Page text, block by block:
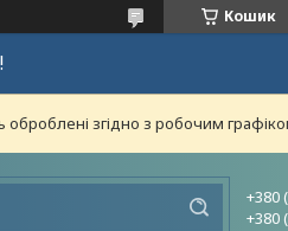
Кошик
згідно з робочим
+380
+380